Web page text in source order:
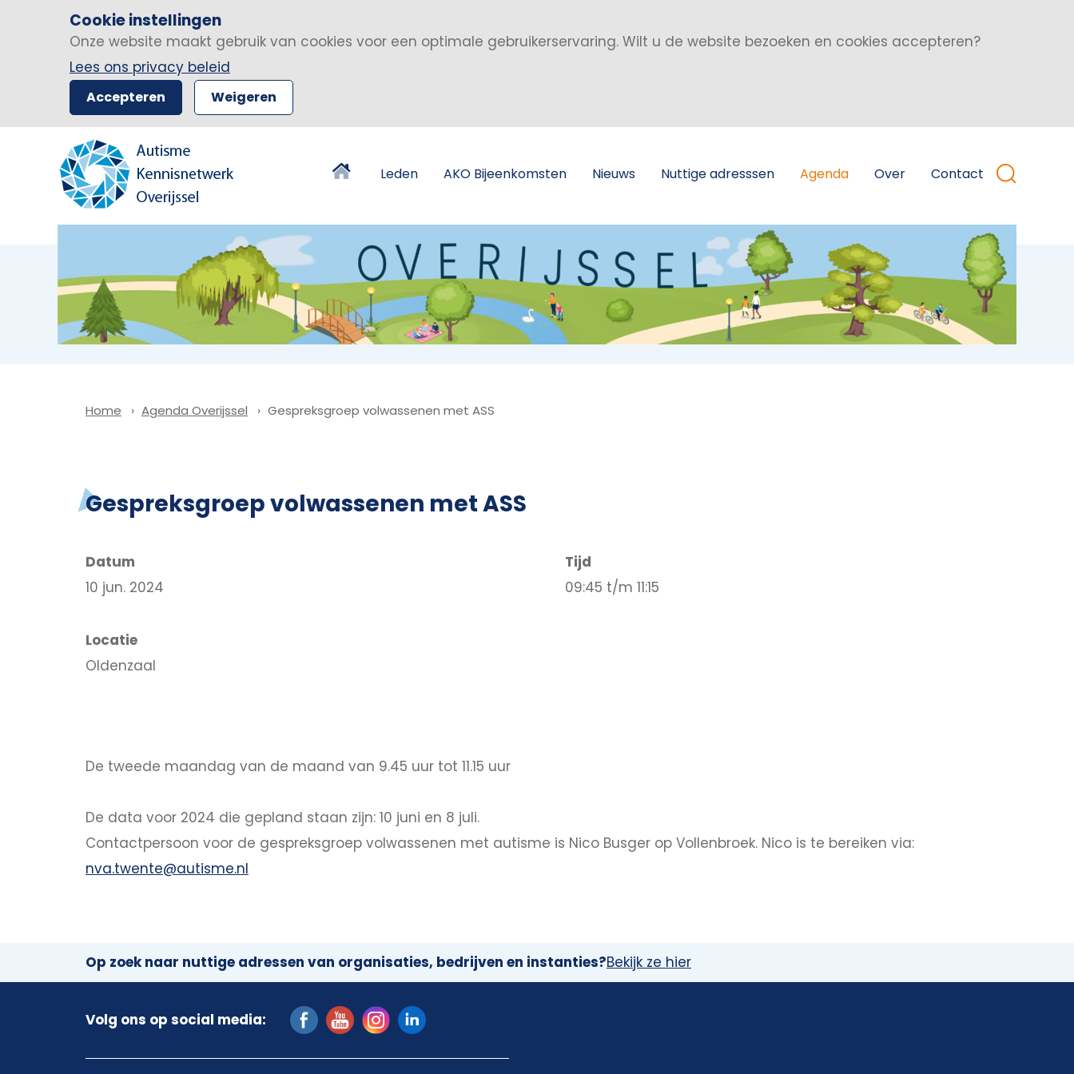
Cookie instellingen
Onze website maakt gebruik van cookies voor een optimale gebruikerservaring. Wilt u de website bezoeken en cookies accepteren?
Lees ons privacy beleid
Accepteren Weigeren
Leden AKO Bijeenkomsten Nieuws Nuttige adresssen Agenda Over Contact
Home Agenda Overijssel Gespreksgroep volwassenen met ASS
Gespreksgroep volwassenen met ASS
Datum
10 jun. 2024
Tijd
09:45 t/m 11:15
Locatie
Oldenzaal
De tweede maandag van de maand van 9.45 uur tot 11.15 uur
De data voor 2024 die gepland staan zijn: 10 juni en 8 juli.
Contactpersoon voor de gespreksgroep volwassenen met autisme is Nico Busger op Vollenbroek. Nico is te bereiken via:
nva.twente@autisme.nl
Op zoek naar nuttige adressen van organisaties, bedrijven en instanties?Bekijk ze hier
Volg ons op social media: